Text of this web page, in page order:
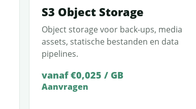
S3 Object Storage
Object storage voor back-ups, media
assets, statische bestanden en data
pipelines.
vanaf €0,025 / GB
Aanvragen